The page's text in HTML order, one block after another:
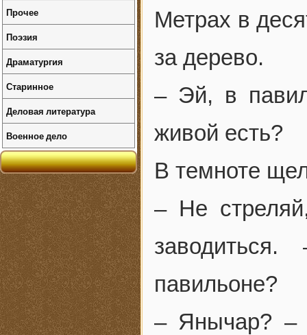
Метрах в
за дерево.
– Эй, в
живой есть?
В темноте
– Не
павильоне?
– Янычар? –
Прочее
Поэзия
Драматургия
Старинное
Деловая литература
Военное дело